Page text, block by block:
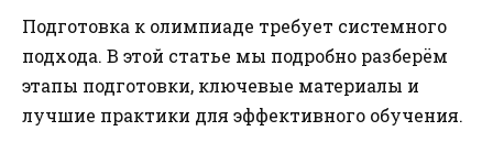
Подготовка к олимпиаде требует системного
подхода. В этой статье мы подробно разберём
этапы подготовки, ключевые материалы и
лучшие практики для эффективного обучения.